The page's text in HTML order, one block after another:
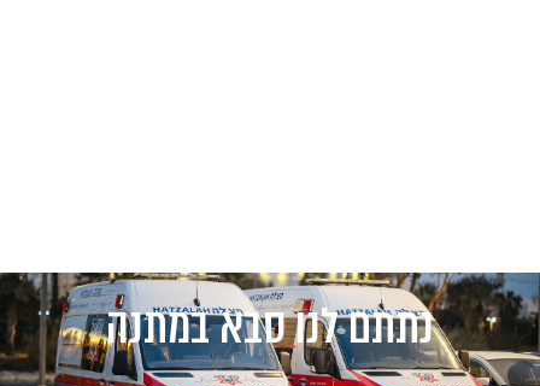
נתתם לנו סבא במתנה